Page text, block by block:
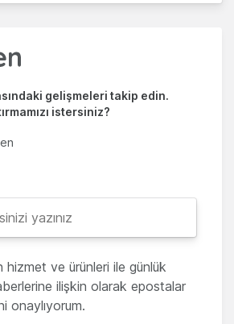
gelişmeleri takip edin.
istersiniz?
hizmet ve ürünleri ile günlük
ilişkin olarak epostalar
onaylıyorum.